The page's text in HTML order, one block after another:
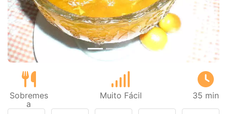
Sobremes
a
Muito Fácil 35 min